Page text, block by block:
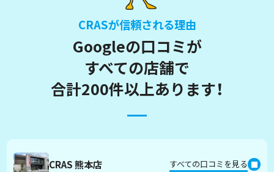
CRASが信頼される理由
Googleの口コミが
すべての店舗で
合計200件以上あります！
CRAS 熊本店 すべての口コミを見る